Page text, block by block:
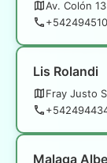
Av. Colón
Lis Rolandi
Fray Justo
Malaga